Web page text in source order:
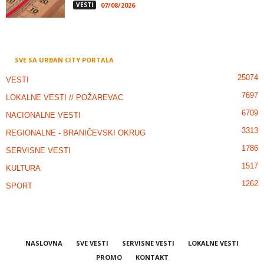
VESTI 07/08/2026
SVE SA URBAN CITY PORTALA
VESTI 25074
LOKALNE VESTI // POŽAREVAC 7697
NACIONALNE VESTI 6709
REGIONALNE - BRANIČEVSKI OKRUG 3313
SERVISNE VESTI 1786
KULTURA 1517
SPORT 1262
NASLOVNA SVE VESTI SERVISNE VESTI
LOKALNE VESTI
PROMO
KONTAKT